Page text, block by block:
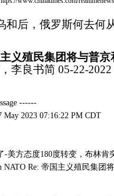
和后，俄罗斯何去何
义殖民集团将与普
李良书简 05-22-2022
------
May 2023 07:16:22 PM CDT
-美方态度180度转变，布林肯
NATO Re: 帝国主义殖民集